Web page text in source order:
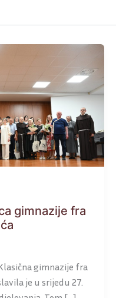
gimnazije fra
Klasična gimnazije fra
je u srijedu 27.